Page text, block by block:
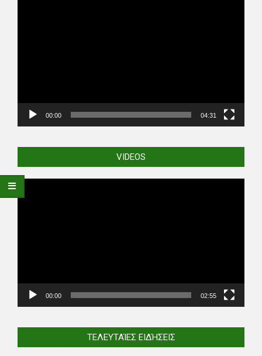
00:00 04:31
VIDEOS
Player
00:00 02:55
ΤΕΛΕΥΤΑΊΕΣ ΕΙΔΉΣΕΙΣ